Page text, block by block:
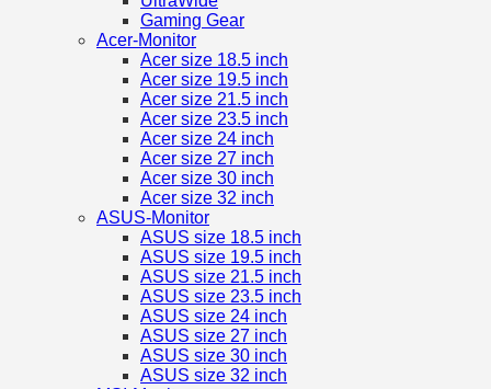
Gaming Gear
Acer-Monitor
Acer size 18.5 inch
Acer size 19.5 inch
Acer size 21.5 inch
Acer size 23.5 inch
Acer size 24 inch
Acer size 27 inch
Acer size 30 inch
Acer size 32 inch
ASUS-Monitor
ASUS size 18.5 inch
ASUS size 19.5 inch
ASUS size 21.5 inch
ASUS size 23.5 inch
ASUS size 24 inch
ASUS size 27 inch
ASUS size 30 inch
ASUS size 32 inch